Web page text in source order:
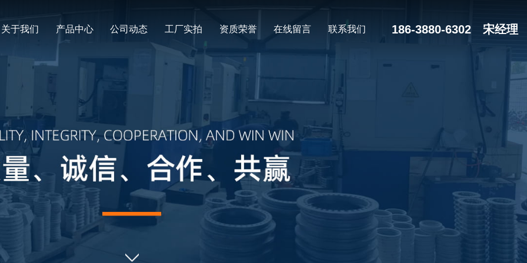
关于我们 产品中心 公司动态 工厂实拍 资质荣誉 在线留言 联系我们 186-3880-6302 宋经理